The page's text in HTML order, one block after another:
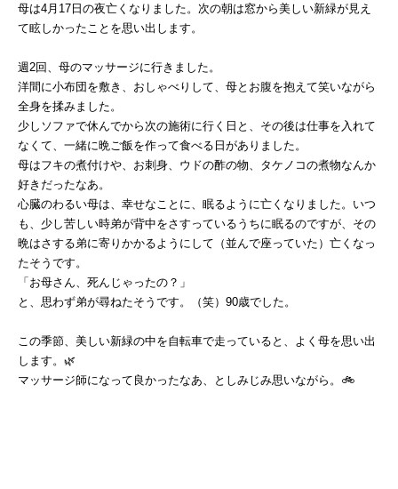
母は4月17日の夜亡くなりました。次の朝は窓から美しい新緑が見え
て眩しかったことを思い出します。
週2回、母のマッサージに行きました。
洋間に小布団を敷き、おしゃべりして、母とお腹を抱えて笑いながら
全身を揉みました。
少しソファで休んでから次の施術に行く日と、その後は仕事を入れて
なくて、一緒に晩ご飯を作って食べる日がありました。
母はフキの煮付けや、お刺身、ウドの酢の物、タケノコの煮物なんか
好きだったなあ。
心臓のわるい母は、幸せなことに、眠るように亡くなりました。いつ
も、少し苦しい時弟が背中をさすっているうちに眠るのですが、その
晩はさする弟に寄りかかるようにして（並んで座っていた）亡くなっ
たそうです。
「お母さん、死んじゃったの？」
と、思わず弟が尋ねたそうです。（笑）90歳でした。
この季節、美しい新緑の中を自転車で走っていると、よく母を思い出
します。🌿
マッサージ師になって良かったなあ、としみじみ思いながら。🚲